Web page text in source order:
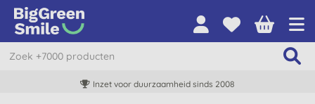
Inzet voor duurzaamheid sinds 2008